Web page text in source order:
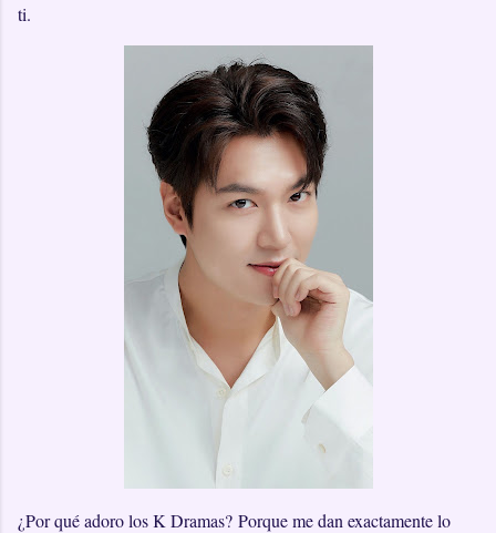
ti.
¿Por qué adoro los K Dramas? Porque me dan exactamente lo